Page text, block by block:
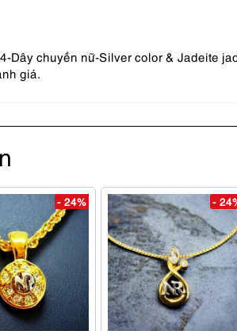
Dây chuyền nữ-Silver color & Jadeite
giá.
- 24% -